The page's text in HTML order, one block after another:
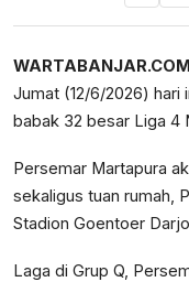
WARTABANJAR.COM
Jumat (12/6/2026) hari
babak 32 besar Liga 4
Persemar Martapura
sekaligus tuan rumah,
Stadion Goentoer
Laga di Grup Q,